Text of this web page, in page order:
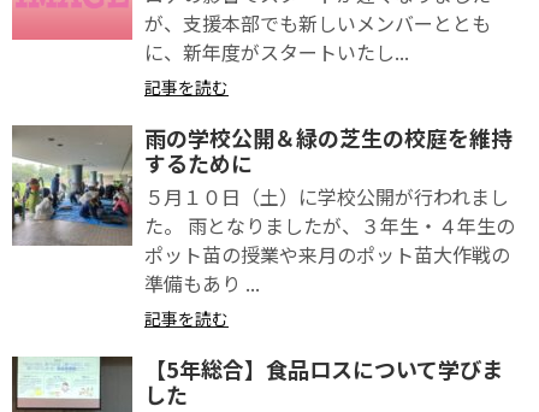
が、支援本部でも新しいメンバーととも
に、新年度がスタートいたし...
記事を読む
雨の学校公開＆緑の芝生の校庭を維持
するために
５月１０日（土）に学校公開が行われまし
た。 雨となりましたが、３年生・４年生の
ポット苗の授業や来月のポット苗大作戦の
準備もあり ...
記事を読む
【5年総合】食品ロスについて学びま
した